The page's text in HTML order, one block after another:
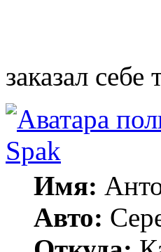
заказал
Spak
Имя:
Авто: